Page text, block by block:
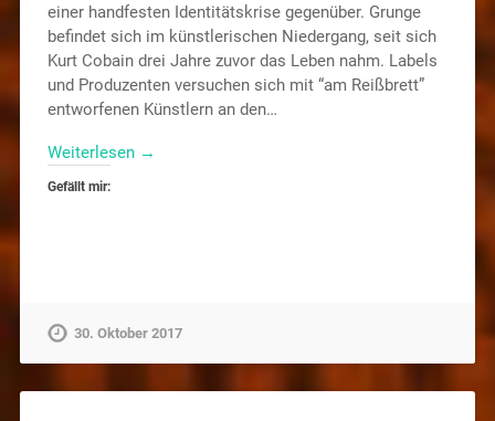
einer handfesten Identitätskrise gegenüber. Grunge
befindet sich im künstlerischen Niedergang, seit sich
Kurt Cobain drei Jahre zuvor das Leben nahm. Labels
und Produzenten versuchen sich mit “am Reißbrett”
entworfenen Künstlern an den…
Weiterlesen →
Gefällt mir:
30. Oktober 2017